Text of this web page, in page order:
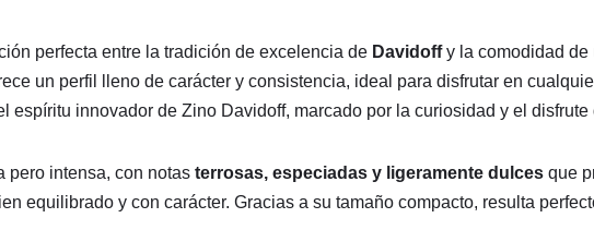
perfecta entre la tradición de excelencia de Davidoffy la comodidad de
un perfil lleno de carácter y consistencia, ideal para disfrutar en
innovador de Zino Davidoff, marcado por la curiosidad y el disfrute
pero intensa, con notas terrosas, especiadas y ligeramente dulces que
equilibrado y con carácter. Gracias a su tamaño compacto, resulta